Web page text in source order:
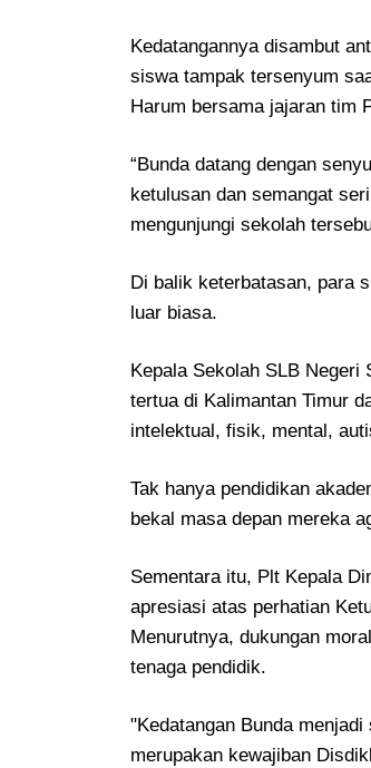
Kedatangannya disambut
siswa tampak tersenyum
Harum bersama jajaran tim
“Bunda datang dengan
ketulusan dan semangat
mengunjungi sekolah
Di balik keterbatasan, para
luar biasa.
Kepala Sekolah SLB Negeri
tertua di Kalimantan Timur
intelektual, fisik, mental,
Tak hanya pendidikan
bekal masa depan mereka
Sementara itu, Plt Kepala
apresiasi atas perhatian
Menurutnya, dukungan
tenaga pendidik.
"Kedatangan Bunda
merupakan kewajiban